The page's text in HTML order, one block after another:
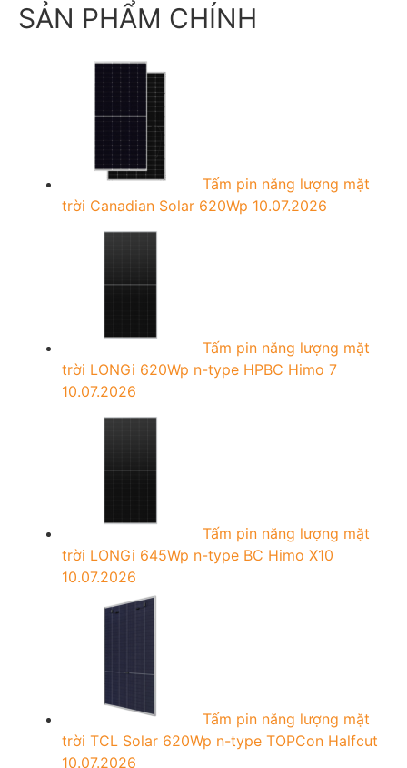
c
h
SẢN PHẨM CHÍNH
Tấm pin năng lượng mặt
trời Canadian Solar 620Wp 10.07.2026
Tấm pin năng lượng mặt
trời LONGi 620Wp n-type HPBC Himo 7
10.07.2026
Tấm pin năng lượng mặt
trời LONGi 645Wp n-type BC Himo X10
10.07.2026
Tấm pin năng lượng mặt
trời TCL Solar 620Wp n-type TOPCon Halfcut
10.07.2026